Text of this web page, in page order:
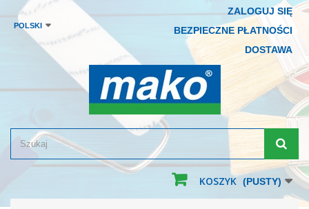
ZALOGUJ SIĘ
BEZPIECZNE PŁATNOŚCI
DOSTAWA
POLSKI
KOSZYK (PUSTY)